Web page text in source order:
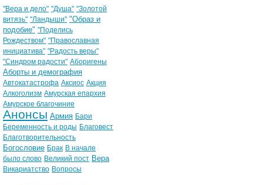
"Вера и дело" "Душа" "Золотой
витязь" "Ландыши" "Образ и
подобие" "Поделись
Рождеством" "Православная
инициатива" "Радость веры"
"Синдром радости" Аборигены
Аборты и демография
Автокатастрофа Аксиос Акция
Алкоголизм Амурская епархия
Амурское благочиние
Анонсы Армия Бари
Беременность и роды Благовест
Благотворительность
Богословие Брак В начале
было слово Великий пост Вера
Викариатство Вопросы